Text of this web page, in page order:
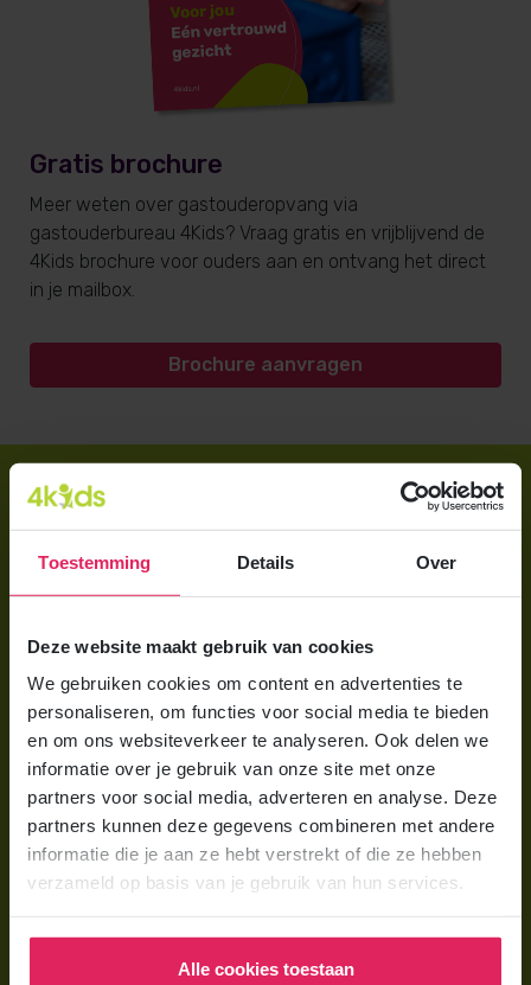
Toestemming Details Over
Deze website maakt gebruik van cookies
We gebruiken cookies om content en advertenties te
personaliseren, om functies voor social media te bieden
en om ons websiteverkeer te analyseren. Ook delen we
informatie over je gebruik van onze site met onze
partners voor social media, adverteren en analyse. Deze
partners kunnen deze gegevens combineren met andere
informatie die je aan ze hebt verstrekt of die ze hebben
verzameld op basis van je gebruik van hun services.
Alle cookies toestaan
Gratis brochure
Meer weten over gastouderopvang via
gastouderbureau 4Kids? Vraag gratis en vrijblijvend de
4Kids brochure voor ouders aan en ontvang het direct
in je mailbox.
Brochure aanvragen
Direct regelen
Aanmelden bij 4Kids
Brochure aanvragen
Voor ouders
Wat is gastouderopvang?
Wat kost een gastouder?
Hoe vind ik een gastouder?
Voor gastouders
Hoe vind ik gastkinderen?